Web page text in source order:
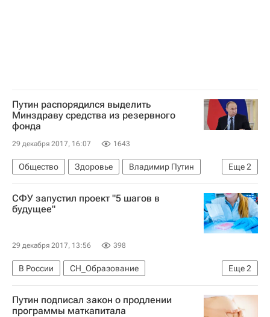
Путин распорядился выделить
Минздраву средства из резервного
фонда
29 декабря 2017, 16:07 1643
Еще2
Общество Здоровье
Владимир Путин
Министерство здравоохранения РФ (Минздрав России)
Россия
СФУ запустил проект "5 шагов в
будущее"
29 декабря 2017, 13:56 398
Еще2
В России
СН_Образование
Сибирский федеральный университет
Россия
Путин подписал закон о продлении
программы маткапитала‍